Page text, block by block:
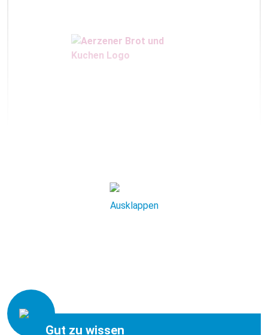
Ausklappen
Gut zu wissen